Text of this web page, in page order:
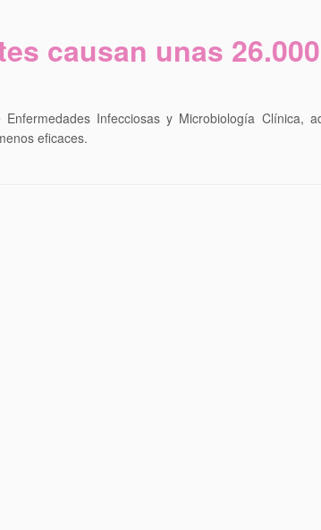
causan unas
Infecciosas y Microbiología Clínica,
eficaces.